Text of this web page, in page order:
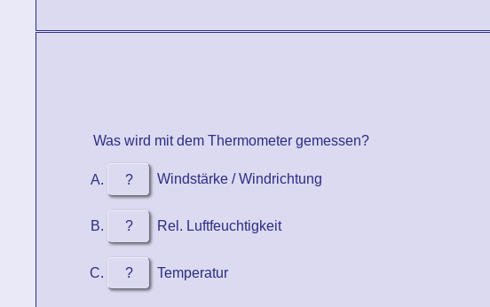
Was wird mit dem Thermometer gemessen?
? Windstärke / Windrichtung
? Rel. Luftfeuchtigkeit
? Temperatur